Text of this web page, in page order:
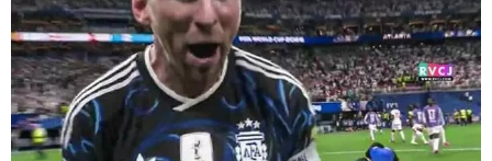
ल
में
भि
ड़ें
गे
अ
र्जें
टी
W
O
R
L
D
C
U
P